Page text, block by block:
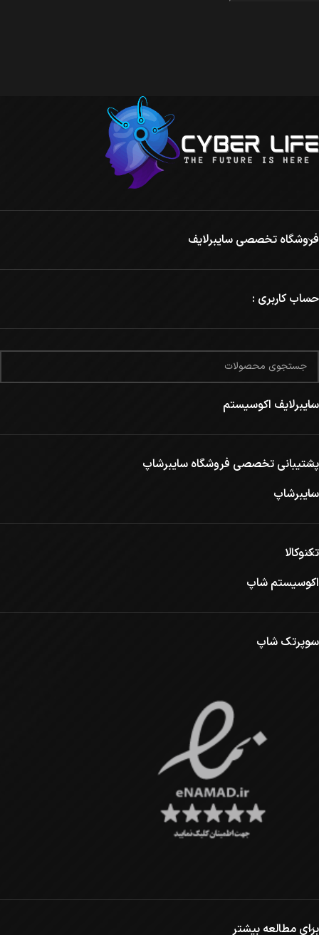
فروشگاه تخصصی سایبرلایف
حساب کاربری :
سایبرلایف اکوسیستم
پشتیبانی تخصصی فروشگاه سایبرشاپ
سایبرشاپ
تکنوکالا
اکوسیستم شاپ
سوپرتک شاپ
برای مطالعه بیشتر